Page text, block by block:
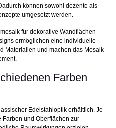
können sowohl dezente als
umgesetzt werden.
für dekorative Wandflächen
ermöglichen eine individuelle
Materialien und machen das Mosaik
Farben
Edelstahloptik erhältlich. Je
Farben und Oberflächen zur